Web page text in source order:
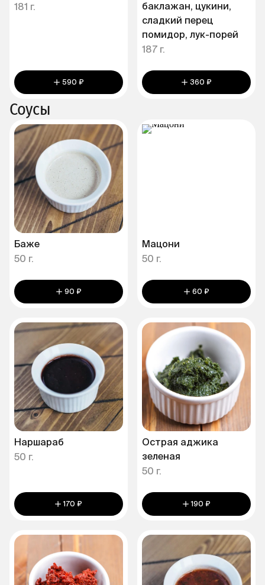
181 г.
590 ₽
баклажан, цукини,
сладкий перец
помидор, лук-порей
187 г.
360 ₽
Соусы
Баже
50 г.
90 ₽
Мацони
50 г.
60 ₽
Наршараб
50 г.
170 ₽
Острая аджика
зеленая
50 г.
190 ₽